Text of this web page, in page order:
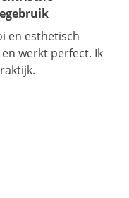
en esthetisch
werkt perfect. Ik